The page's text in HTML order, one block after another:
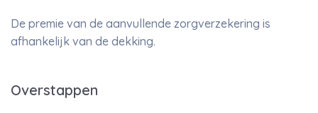
De premie van de aanvullende zorgverzekering is
afhankelijk van de dekking.
Overstappen